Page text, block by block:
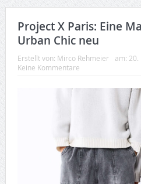
Project X Paris: Eine
Urban Chic neu
Erstellt von: Mirco Rehmeier am: 20.
Keine Kommentare